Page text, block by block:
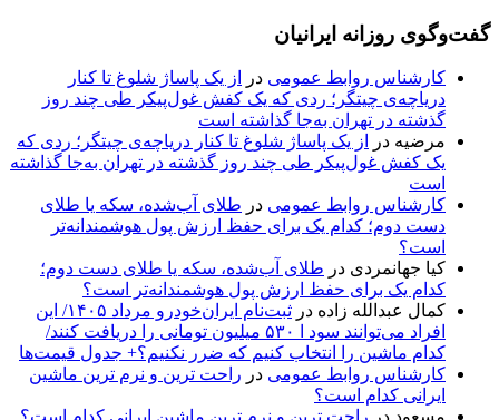
گفت‌وگوی روزانه ایرانیان
کارشناس روابط عمومی در
از یک پاساژ شلوغ تا کنار
دریاچه‌ی چیتگر؛ ردی که یک کفش غول‌پیکر طی چند روز
گذشته در تهران به‌جا گذاشته است
مرضیه در
از یک پاساژ شلوغ تا کنار دریاچه‌ی چیتگر؛ ردی که
یک کفش غول‌پیکر طی چند روز گذشته در تهران به‌جا گذاشته
است
کارشناس روابط عمومی در طلای آب‌شده، سکه یا طلای
دست دوم؛ کدام یک برای حفظ ارزش پول هوشمندانه‌تر
است؟
کیا جهانمردی در طلای آب‌شده، سکه یا طلای دست دوم؛
کدام یک برای حفظ ارزش پول هوشمندانه‌تر است؟
کمال عبدالله زاده در
ثبت‌نام ایران‌خودرو مرداد ۱۴۰۵/ این
افراد می‌توانند سود ا ۵۳۰ میلیون تومانی را دریافت کنند/
کدام ماشین را انتخاب کنیم که ضرر نکنیم؟+ جدول قیمت‌ها
کارشناس روابط عمومی در راحت ترین و نرم ترین ماشین
ایرانی کدام است؟